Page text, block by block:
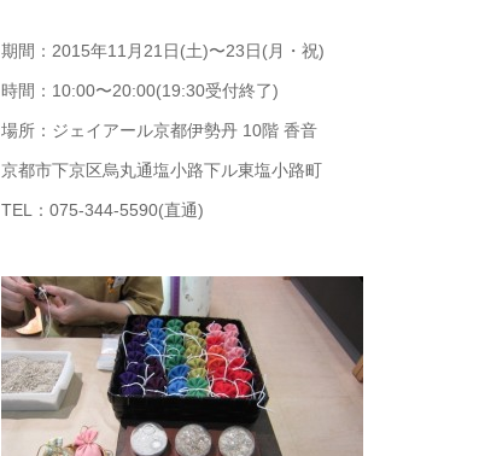
期間：2015年11月21日(土)〜23日(月・祝)
時間：10:00〜20:00(19:30受付終了)
場所：ジェイアール京都伊勢丹 10階 香音
京都市下京区烏丸通塩小路下ル東塩小路町
TEL：075-344-5590(直通)